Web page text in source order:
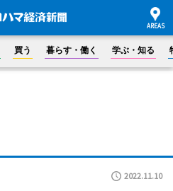
買う 暮らす・働く 学ぶ・知る
2022.11.10